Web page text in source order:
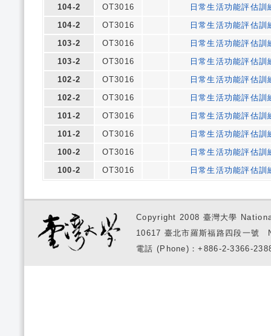
104-2
OT3016
日常生活功能評估訓
104-2
OT3016
日常生活功能評估訓
103-2
OT3016
日常生活功能評估訓
103-2
OT3016
日常生活功能評估訓
102-2
OT3016
日常生活功能評估訓
102-2
OT3016
日常生活功能評估訓
101-2
OT3016
日常生活功能評估訓
101-2
OT3016
日常生活功能評估訓
100-2
OT3016
日常生活功能評估訓
100-2
OT3016 日常生活功能評估訓
Copyright 2008 臺灣大學
10617 臺北市羅斯福路四段一
電話 (Phone)：+886-2-3366-